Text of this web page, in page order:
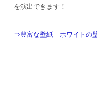
を演出できます！
⇒豊富な壁紙 ホワイトの